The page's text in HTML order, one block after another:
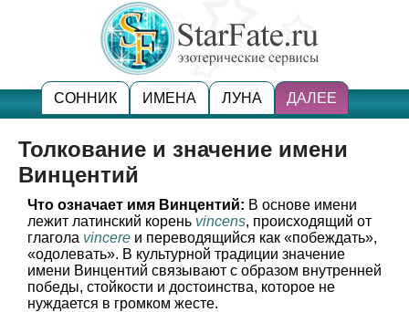
СОННИК ИМЕНА ЛУНА ДАЛЕЕ
Толкование и значение имени
Винцентий
Что означает имя Винцентий: В основе имени
лежит латинский корень vincens, происходящий от
глагола vincere и переводящийся как «побеждать»,
«одолевать». В культурной традиции значение
имени Винцентий связывают с образом внутренней
победы, стойкости и достоинства, которое не
нуждается в громком жесте.